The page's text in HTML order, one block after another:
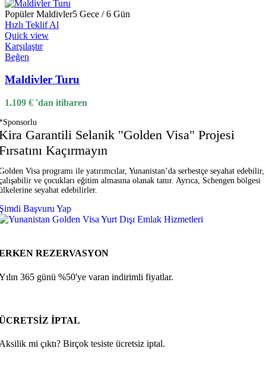
Popüler Maldivler5 Gece / 6 Gün
Hızlı Teklif Al
Quick view
Karşılaştır
Beğen
Maldivler Turu
1.109 € 'dan itibaren
Garantili Selanik "Golden Visa" Projesi
Kaçırmayın
Visa programı ile yatırımcılar, Yunanistan’da serbestçe seyahat edebilir,
ve çocukları eğitim almasına olanak tanır. Ayrıca, Schengen bölgesi
seyahat edebilirler.
Başvuru Yap
REZERVASYON
365 günü %50'ye varan indirimli fiyatlar.
İPTAL
mi çıktı? Birçok tesiste ücretsiz iptal.